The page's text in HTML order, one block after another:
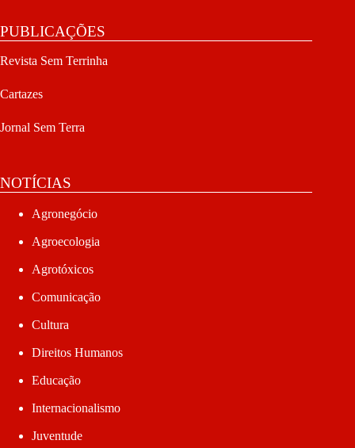
PUBLICAÇÕES
Revista Sem Terrinha
Cartazes
Jornal Sem Terra
NOTÍCIAS
Agronegócio
Agroecologia
Agrotóxicos
Comunicação
Cultura
Direitos Humanos
Educação
Internacionalismo
Juventude